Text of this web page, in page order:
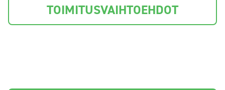
TOIMITUSVAIHTOEHDOT